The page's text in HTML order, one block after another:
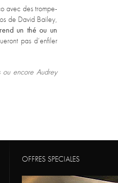
avec des trompe-
de David Bailey,
un thé ou un
pas d’enfiler
ou encore Audrey
OFFRES SPECIALES